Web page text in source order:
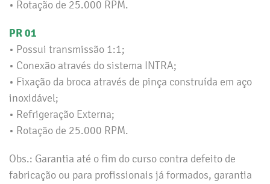
• Rotação de 25.000 RPM.
PR 01
• Possui transmissão 1:1;
• Conexão através do sistema INTRA;
• Fixação da broca através de pinça construída em aço
inoxidável;
• Refrigeração Externa;
• Rotação de 25.000 RPM.
Obs.: Garantia até o fim do curso contra defeito de
fabricação ou para profissionais já formados, garantia